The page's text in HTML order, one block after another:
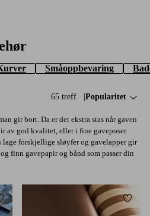
Småoppbevaring
65 treff Sorter på:
Popularitet
gir bort. Da er det ekstra stas når gaven
av god kvalitet, eller i fine gaveposer.
lage forskjellige sløyfer og gavelapper gir
finn gavepapir og bånd som passer din
til favoritter